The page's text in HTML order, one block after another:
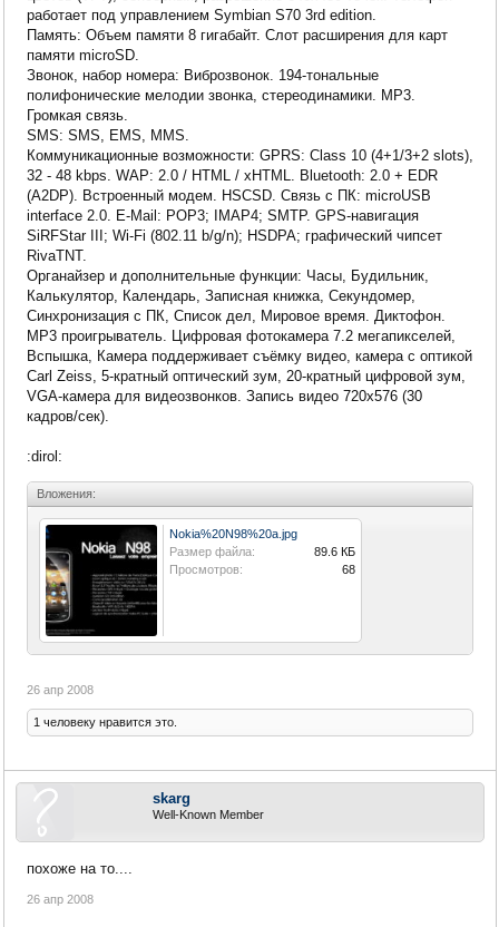
работает под управлением Symbian S70 3rd edition.
Память: Объем памяти 8 гигабайт. Слот расширения для карт
памяти miсroSD.
Звонок, набор номера: Виброзвонок. 194-тональные
полифонические мелодии звонка, стереодинамики. MP3.
Громкая связь.
SMS: SMS, EMS, MMS.
Коммуникационные возможности: GPRS: Class 10 (4+1/3+2 slots),
32 - 48 kbps. WAP: 2.0 / HTML / xHTML. Bluetooth: 2.0 + EDR
(A2DP). Встроенный модем. HSCSD. Связь с ПК: microUSB
interface 2.0. E-Mail: POP3; IMAP4; SMTP. GPS-навигация
SiRFStar III; Wi-Fi (802.11 b/g/n); HSDPA; графический чипсет
RivaTNT.
Органайзер и дополнительные функции: Часы, Будильник,
Калькулятор, Календарь, Записная книжка, Секундомер,
Синхронизация с ПК, Список дел, Мировое время. Диктофон.
МР3 проигрыватель. Цифровая фотокамера 7.2 мегапикселей,
Вспышка, Камера поддерживает съёмку видео, камера с оптикой
Carl Zeiss, 5-кратный оптический зум, 20-кратный цифровой зум,
VGA-камера для видеозвонков. Запись видео 720х576 (30
кадров/сек).
:dirol:
Вложения:
Nokia%20N98%20a.jpg
Размер файла:
89.6 КБ
Просмотров:
68
26 апр 2008
1 человеку нравится это.
skarg
Well-Known Member
похоже на то....
26 апр 2008